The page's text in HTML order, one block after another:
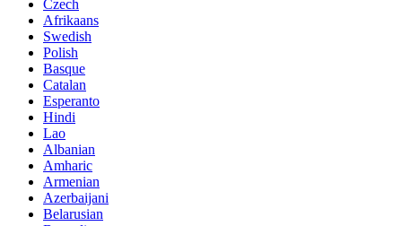
Czech
Afrikaans
Swedish
Polish
Basque
Catalan
Esperanto
Hindi
Lao
Albanian
Amharic
Armenian
Azerbaijani
Belarusian